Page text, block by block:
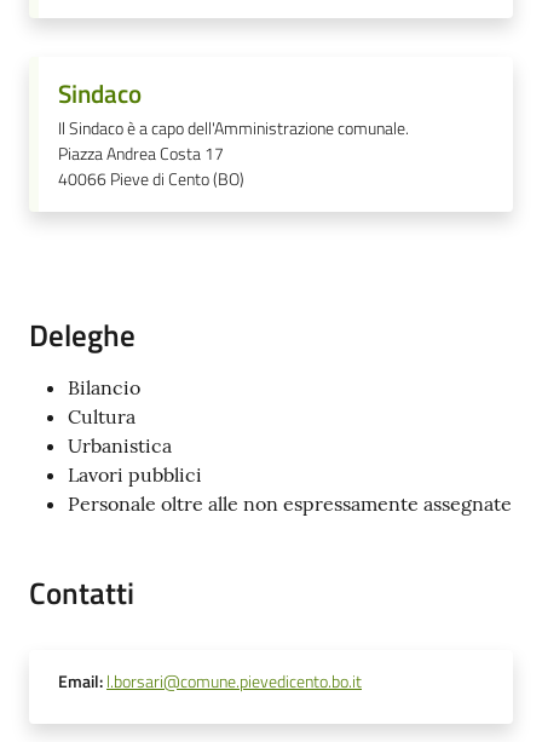
Sindaco
Il Sindaco è a capo dell'Amministrazione comunale.
Piazza Andrea Costa 17
40066Pieve di Cento (BO)
Deleghe
Bilancio
Cultura
Urbanistica
Lavori pubblici
Personale oltre alle non espressamente assegnate
Contatti
Email:l.borsari@comune.pievedicento.bo.it